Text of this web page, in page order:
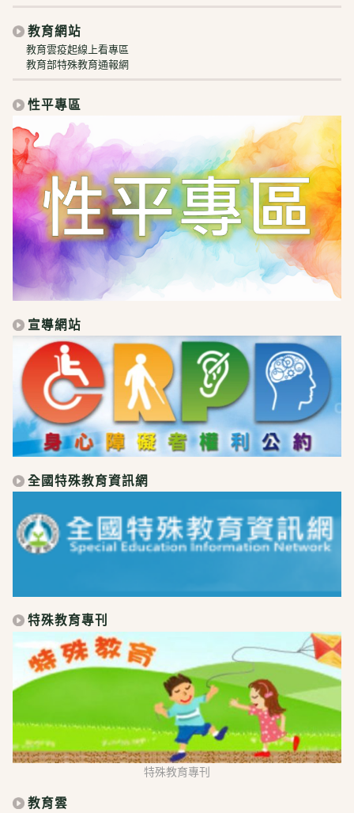
教育網站
教育雲疫起線上看專區
教育部特殊教育通報網
性平專區
宣導網站
全國特殊教育資訊網
特殊教育專刊
特殊教育專刊
教育雲